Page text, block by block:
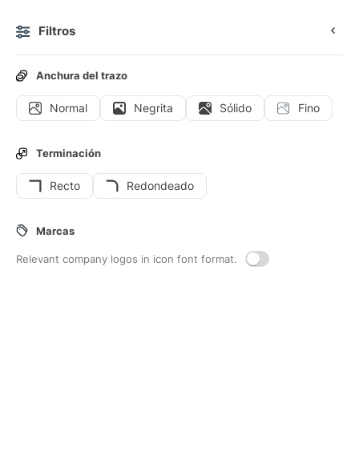
Filtros
Anchura del trazo
Normal Negrita Sólido Fino
Terminación
Recto Redondeado
Marcas
Relevant company logos in icon font format.
Iconos Stickers Iconos animados Iconos de interfaz